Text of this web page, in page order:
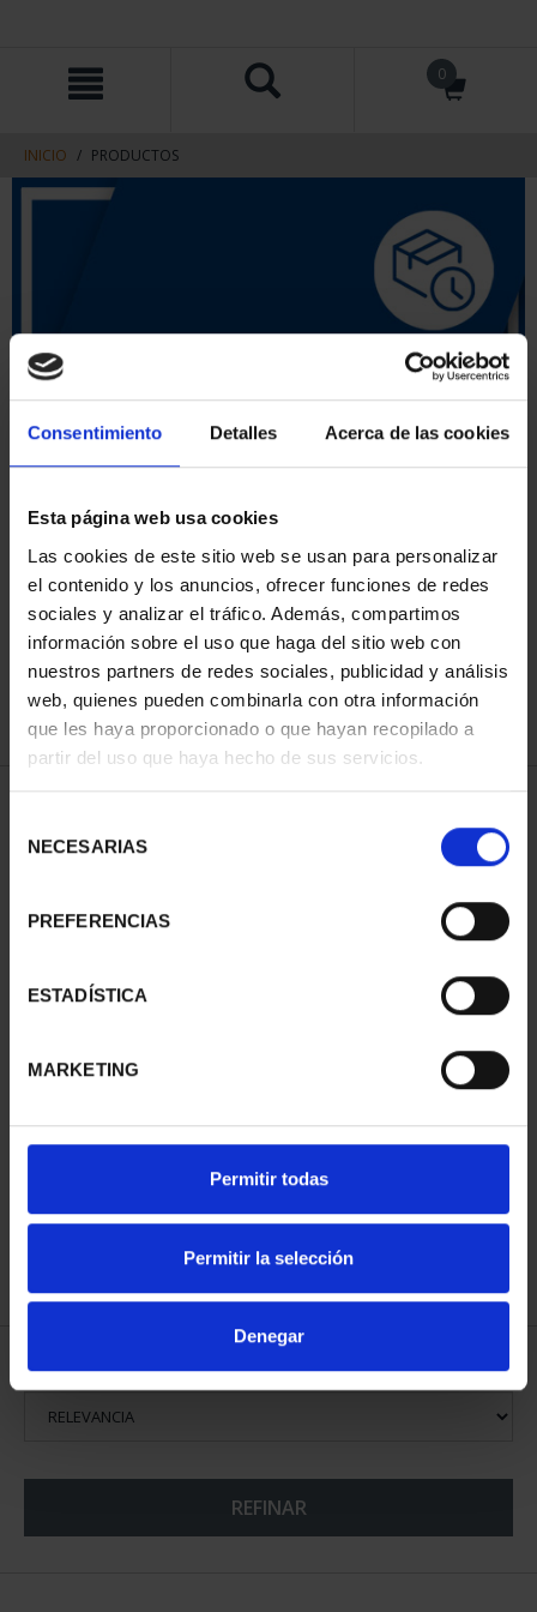
Consentimiento Detalles Acerca de las cookies
Esta página web usa cookies
Las cookies de este sitio web se usan para personalizar
el contenido y los anuncios, ofrecer funciones de redes
sociales y analizar el tráfico. Además, compartimos
información sobre el uso que haga del sitio web con
nuestros partners de redes sociales, publicidad y análisis
web, quienes pueden combinarla con otra información
que les haya proporcionado o que hayan recopilado a
partir del uso que haya hecho de sus servicios.
NECESARIAS
PREFERENCIAS
ESTADÍSTICA
MARKETING
Permitir todas
Permitir la selección
Denegar
contenido
navegacin
0
INICIO PRODUCTOS
ORDENAR POR:
REFINAR
CAPITALES ESPAÑOLAS
- A CORUÑA
CAPITALES ESPAÑOLAS
- LUGO
ORDENAR POR:
REFINAR